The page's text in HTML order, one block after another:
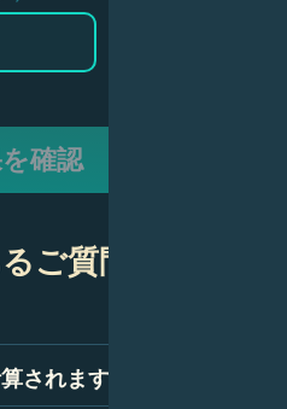
確認
ご質問
も呼ばれ、技術的には、あ
ップショットです。星座、
されますか？